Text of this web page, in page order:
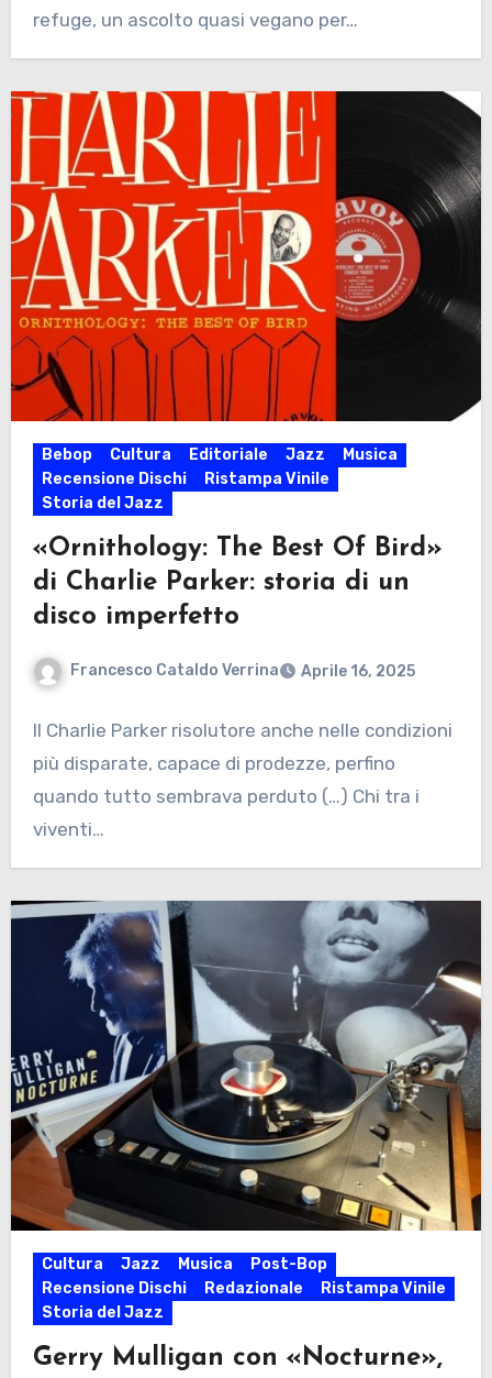
refuge, un ascolto quasi vegano per…
Bebop Cultura Editoriale Jazz
Musica
Recensione Dischi
Ristampa Vinile
Storia del Jazz
«Ornithology: The Best Of Bird»
di Charlie Parker: storia di un
disco imperfetto
Francesco Cataldo Verrina Aprile 16, 2025
Il Charlie Parker risolutore anche nelle condizioni
più disparate, capace di prodezze, perfino
quando tutto sembrava perduto (…) Chi tra i
viventi…
Cultura Jazz Musica
Post-Bop
Recensione Dischi
Redazionale
Ristampa Vinile
Storia del Jazz
Gerry Mulligan con «Nocturne»,